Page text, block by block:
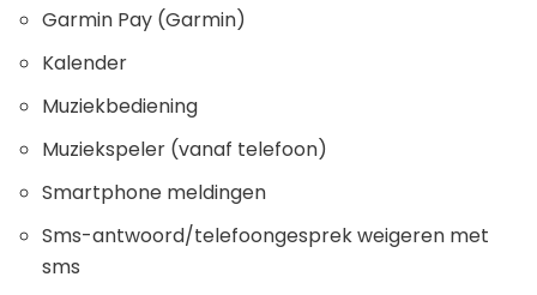
Garmin Pay (Garmin)
Kalender
Muziekbediening
Muziekspeler (vanaf telefoon)
Smartphone meldingen
Sms-antwoord/telefoongesprek weigeren met
sms